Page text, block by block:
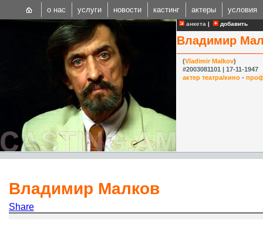
анкета | добавить
Владимир
(Vladimir Malkov)
#2003081101 | 17-11-1947
актер театра/кино -
Владимир Малков
Share
о нас услуги новости кастинг актеры условия